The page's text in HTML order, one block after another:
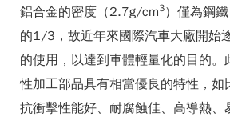
鋁合金的密度（2.7g/cm3）僅為鋼
的1/3，故近年來國際汽車大廠開始
的使用，以達到車體輕量化的目的。
性加工部品具有相當優良的特性，如
抗衝擊性能好、耐腐蝕佳、高導熱、